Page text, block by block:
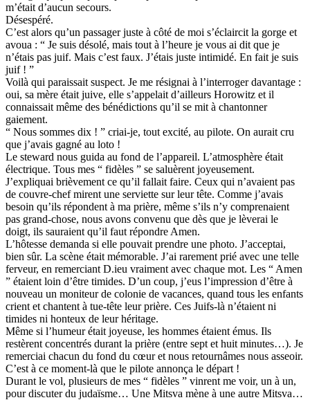
m’était d’aucun secours.
Désespéré.
C’est alors qu’un passager juste à côté de moi s’éclaircit la gorge et
avoua : “ Je suis désolé, mais tout à l’heure je vous ai dit que je
n’étais pas juif. Mais c’est faux. J’étais juste intimidé. En fait je suis
juif ! ”
Voilà qui paraissait suspect. Je me résignai à l’interroger davantage :
oui, sa mère était juive, elle s’appelait d’ailleurs Horowitz et il
connaissait même des bénédictions qu’il se mit à chantonner
gaiement.
“ Nous sommes dix ! ” criai-je, tout excité, au pilote. On aurait cru
que j’avais gagné au loto !
Le steward nous guida au fond de l’appareil. L’atmosphère était
électrique. Tous mes “ fidèles ” se saluèrent joyeusement.
J’expliquai brièvement ce qu’il fallait faire. Ceux qui n’avaient pas
de couvre-chef mirent une serviette sur leur tête. Comme j’avais
besoin qu’ils répondent à ma prière, même s’ils n’y comprenaient
pas grand-chose, nous avons convenu que dès que je lèverai le
doigt, ils sauraient qu’il faut répondre Amen.
L’hôtesse demanda si elle pouvait prendre une photo. J’acceptai,
bien sûr. La scène était mémorable. J’ai rarement prié avec une telle
ferveur, en remerciant D.ieu vraiment avec chaque mot. Les “ Amen
” étaient loin d’être timides. D’un coup, j’eus l’impression d’être à
nouveau un moniteur de colonie de vacances, quand tous les enfants
crient et chantent à tue-tête leur prière. Ces Juifs-là n’étaient ni
timides ni honteux de leur héritage.
Même si l’humeur était joyeuse, les hommes étaient émus. Ils
restèrent concentrés durant la prière (entre sept et huit minutes…). Je
remerciai chacun du fond du cœur et nous retournâmes nous asseoir.
C’est à ce moment-là que le pilote annonça le départ !
Durant le vol, plusieurs de mes “ fidèles ” vinrent me voir, un à un,
pour discuter du judaïsme… Une Mitsva mène à une autre Mitsva…